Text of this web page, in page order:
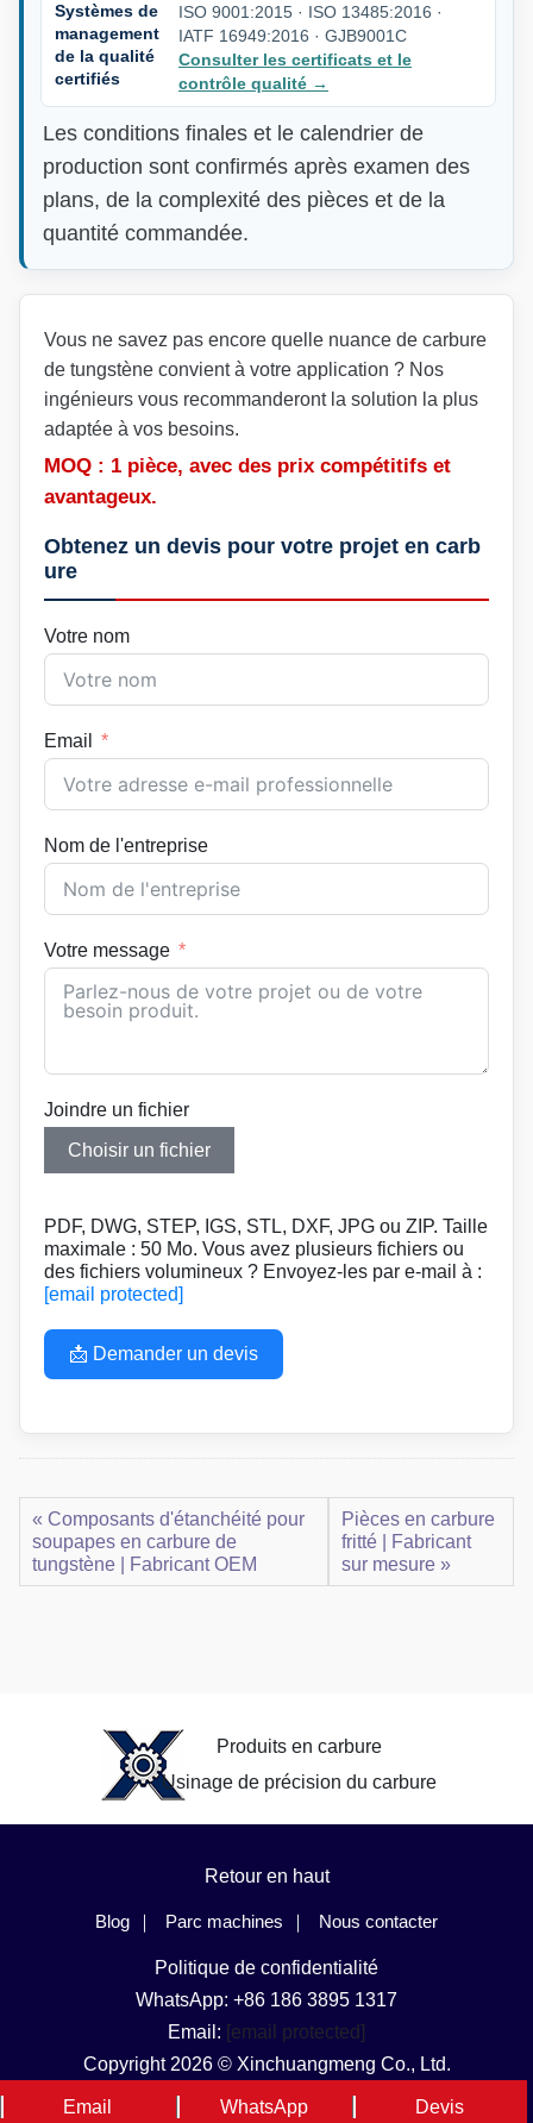
Systèmes de
management
de la qualité
certifiés
ISO 9001:2015 · ISO 13485:2016 ·
IATF 16949:2016 · GJB9001C
Consulter les certificats et le
contrôle qualité →
Les conditions finales et le calendrier de
production sont confirmés après examen des
plans, de la complexité des pièces et de la
quantité commandée.
Vous ne savez pas encore quelle nuance de carbure
de tungstène convient à votre application ? Nos
ingénieurs vous recommanderont la solution la plus
adaptée à vos besoins.
MOQ : 1 pièce, avec des prix compétitifs et
avantageux.
Obtenez un devis pour votre projet en carb
ure
Votre nom
Email
Nom de l'entreprise
Votre message
Joindre un fichier
Choisir un fichier
PDF, DWG, STEP, IGS, STL, DXF, JPG ou ZIP. Taille
maximale : 50 Mo. Vous avez plusieurs fichiers ou
des fichiers volumineux ? Envoyez-les par e-mail à :
[email protected]
📩 Demander un devis
« Composants d'étanchéité pour
soupapes en carbure de
tungstène | Fabricant OEM
Pièces en carbure
fritté | Fabricant
sur mesure »
Produits en carbure
Usinage de précision du carbure
Retour en haut
Blog Parc machines Nous contacter
Politique de confidentialité
WhatsApp: +86 186 3895 1317
Email: [email protected]
Copyright 2026 © Xinchuangmeng Co., Ltd.
Langue et région
Email WhatsApp Devis